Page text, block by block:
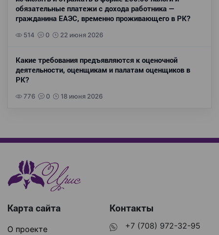
обязательные платежи с дохода работника —
гражданина ЕАЭС, временно проживающего в РК?
514 0 22 июня 2026
Какие требования предъявляются к оценочной
деятельности, оценщикам и палатам оценщиков в
РК?
776 0 18 июня 2026
Карта сайта
О проекте
Контакты
+7 (708) 972-32-95